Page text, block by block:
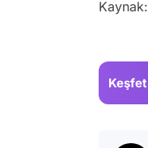
Kaynak:
Keşfet